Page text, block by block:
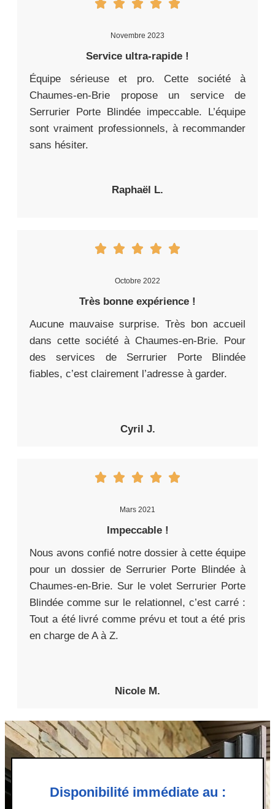
Novembre 2023
Service ultra-rapide !
Équipe sérieuse et pro. Cette société à
Chaumes-en-Brie propose un service de
Serrurier Porte Blindée impeccable. L’équipe
sont vraiment professionnels, à recommander
sans hésiter.
Raphaël L.
Octobre 2022
Très bonne expérience !
Aucune mauvaise surprise. Très bon accueil
dans cette société à Chaumes-en-Brie. Pour
des services de Serrurier Porte Blindée
fiables, c’est clairement l’adresse à garder.
Cyril J.
Mars 2021
Impeccable !
Nous avons confié notre dossier à cette équipe
pour un dossier de Serrurier Porte Blindée à
Chaumes-en-Brie. Sur le volet Serrurier Porte
Blindée comme sur le relationnel, c’est carré :
Tout a été livré comme prévu et tout a été pris
en charge de A à Z.
Nicole M.
Disponibilité immédiate au :